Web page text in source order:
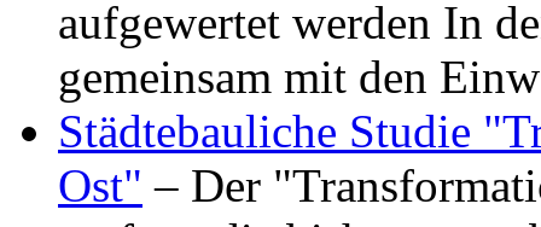
aufgewertet werden In
gemeinsam mit den
Städtebauliche Studie
Ost" – Der